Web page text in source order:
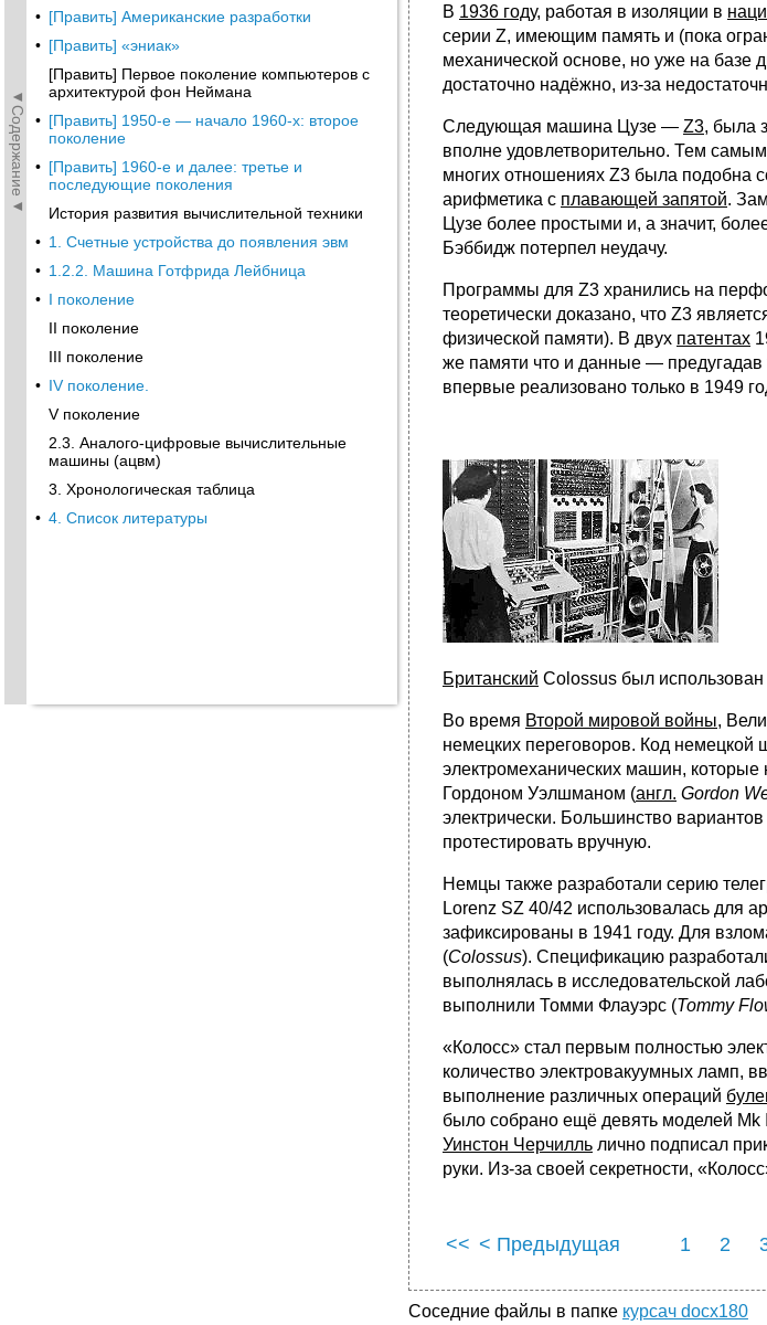
◄Содержание◄
• [Править] Американские разработки
• [Править] «эниак»
[Править] Первое поколение компьютеров с
архитектурой фон Неймана
• [Править] 1950-е — начало 1960-х: второе
поколение
• [Править] 1960-е и далее: третье и
последующие поколения
История развития вычислительной техники
• 1. Счетные устройства до появления эвм
• 1.2.2. Машина Готфрида Лейбница
• I поколение
II поколение
III поколение
• IV поколение.
V поколение
2.3. Аналого-цифровые вычислительные
машины (ацвм)
3. Хронологическая таблица
• 4. Список литературы
В 1936 году, работая в изоляции в
серии Z, имеющим память и (пока
механической основе, но уже на базе
достаточно надёжно, из-за
Следующая машина Цузе — Z3, была
вполне удовлетворительно. Тем
многих отношениях Z3 была подобна
арифметика с плавающей запятой.
Цузе более простыми и, а значит,
Бэббидж потерпел неудачу.
Программы для Z3 хранились на
теоретически доказано, что Z3
физической памяти). В двух патентах
же памяти что и данные — предугадав
впервые реализовано только в 1949
Британский Colossus был
Во время Второй мировой войны,
немецких переговоров. Код
электромеханических машин,
Гордоном Уэлшманом (англ. Gordon
электрически. Большинство
протестировать вручную.
Немцы также разработали серию
Lorenz SZ 40/42 использовалась для
зафиксированы в 1941 году. Для
(Colossus). Спецификацию
выполнялась в исследовательской
выполнили Томми Флауэрс (Tommy
«Колосс» стал первым полностью
количество электровакуумных ламп,
выполнение различных операций
было собрано ещё девять моделей
Уинстон Черчилль лично подписал
руки. Из-за своей секретности,
<< < Предыдущая 1 2
Соседние файлы в папке курсач docx180